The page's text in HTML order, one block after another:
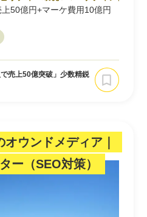
50億円+マーケ費用10億円
売上50億突破」少数精鋭
ウンドメディア｜
ー（SEO対策）